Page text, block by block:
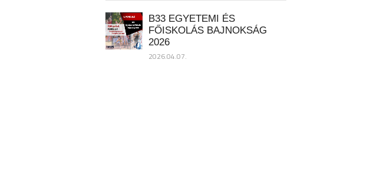
B33 EGYETEMI ÉS
FŐISKOLÁS BAJNOKSÁG
2026
2026.04.07.